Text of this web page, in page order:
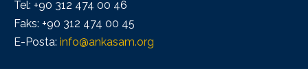
Tel: +90 312 474 00 46
Faks: +90 312 474 00 45
E-Posta: info@ankasam.org